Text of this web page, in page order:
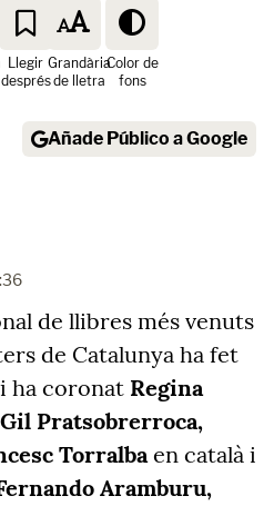
Llegir
després
Grandària
de lletra
Color de
fons
Añade Público a Google
de llibres més venuts
de Catalunya ha fet
ha coronat Regina
Pratsobrerroca,
Torralbaen català i
Aramburu,